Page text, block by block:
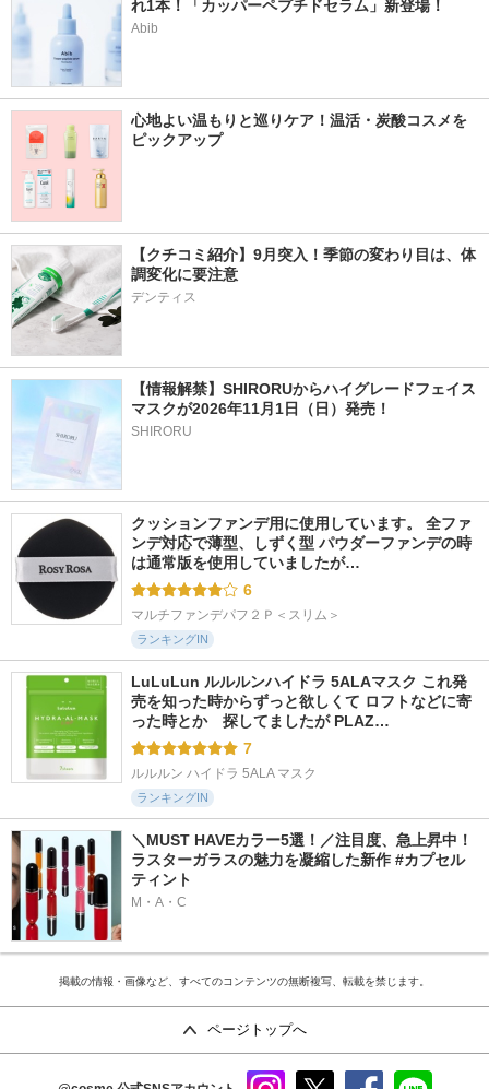
れ1本！「カッパーペプチドセラム」新登場！
Abib
心地よい温もりと巡りケア！温活・炭酸コスメを
ピックアップ
【クチコミ紹介】9月突入！季節の変わり目は、体
調変化に要注意
デンティス
【情報解禁】SHIRORUからハイグレードフェイス
マスクが2026年11月1日（日）発売！
SHIRORU
クッションファンデ用に使用しています。 全ファ
ンデ対応で薄型、しずく型 パウダーファンデの時
は通常版を使用していましたが…
6
マルチファンデパフ２Ｐ＜スリム＞
ランキングIN
LuLuLun ルルルンハイドラ 5ALAマスク これ発
売を知った時からずっと欲しくて ロフトなどに寄
った時とか　探してましたが PLAZ…
7
ルルルン ハイドラ 5ALA マスク
ランキングIN
＼MUST HAVEカラー5選！／注目度、急上昇中！
ラスターガラスの魅力を凝縮した新作 #カプセル
ティント
M・A・C
掲載の情報・画像など、すべてのコンテンツの無断複写、転載を禁じます。
ページトップへ